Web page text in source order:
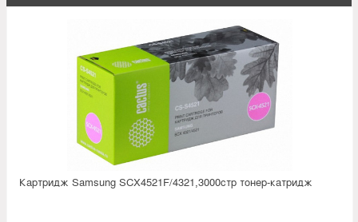
Картридж Samsung SCX4521F/4321,3000стр тонер-катридж